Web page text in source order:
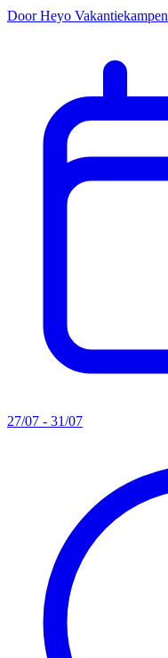
Door Heyo Vakantiekampen
27/07 - 31/07